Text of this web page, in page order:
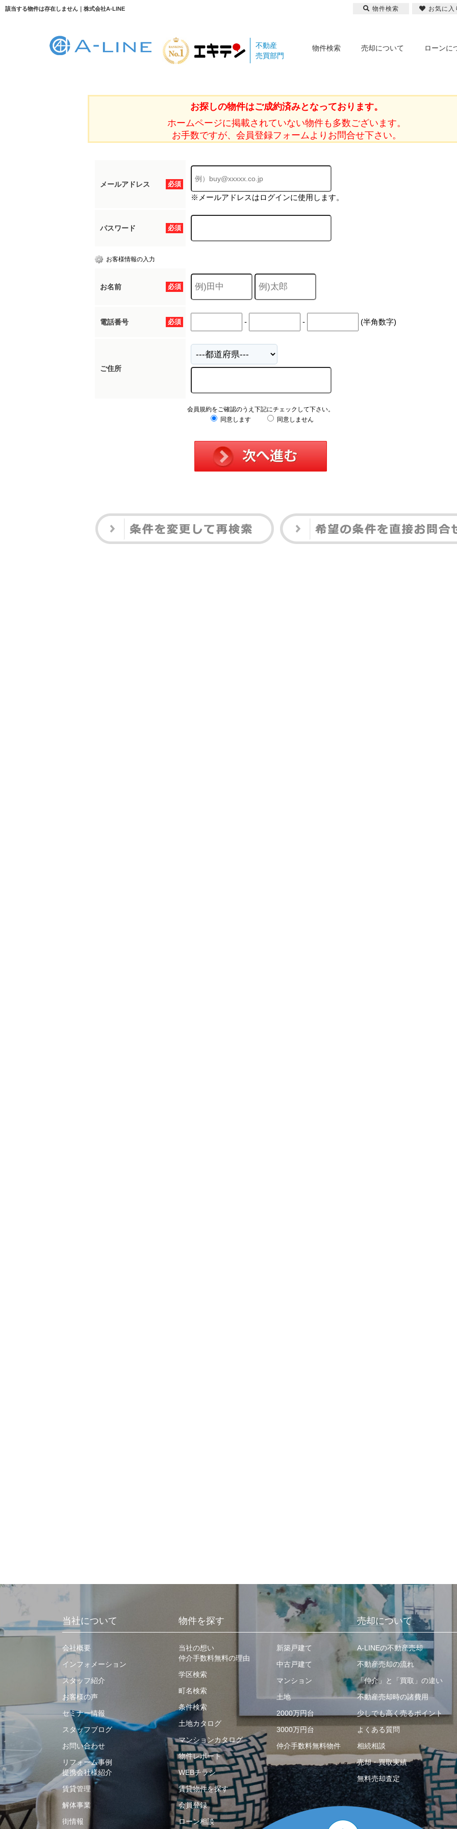
該当する物件は存在しません｜株式会社A-LINE
不動産
売買部門
物件検索 売却について ローンに
お探しの物件はご成約済みとなっております。
ホームページに掲載されていない物件も多数ございます。
お手数ですが、会員登録フォームよりお問合せ下さい。
必須
メールアドレス
※メールアドレスはログインに使用します。
必須
パスワード
お客様情報の入力
必須
お名前
必須
電話番号 - - (半角数字)
ご住所
会員規約をご確認のうえ下記にチェックして下さい。
同意します
同意しません
当社について
会社概要
インフォメーション
スタッフ紹介
お客様の声
セミナー情報
スタッフブログ
お問い合わせ
リフォーム事例
提携会社様紹介
賃貸管理
解体事業
街情報
物件を探す
当社の想い
仲介手数料無料の理由
学区検索
町名検索
条件検索
土地カタログ
マンションカタログ
物件レポート
WEBチラシ
賃貸物件を探す
会員登録
ローン相談
新築戸建て
中古戸建て
マンション
土地
2000万円台
3000万円台
仲介手数料無料物件
売却について
A-LINEの不動産売却
不動産売却の流れ
「仲介」と「買取」の違い
不動産売却時の諸費用
少しでも高く売るポイント
よくある質問
相続相談
売却・買取実績
無料売却査定
物件検索 お気に入